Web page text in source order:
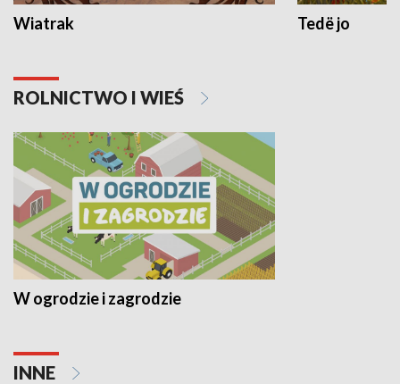
Wiatrak Tedë jo
ROLNICTWO I WIEŚ
W ogrodzie i zagrodzie
INNE